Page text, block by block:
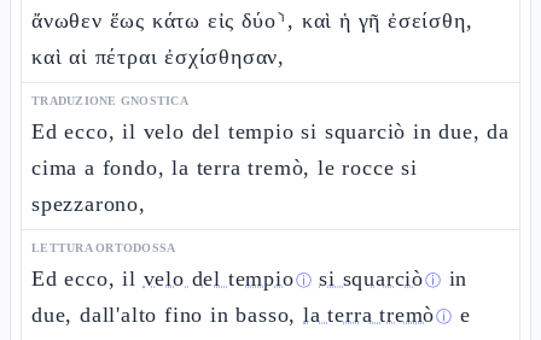
ἄνωθεν ἕως κάτω εἰς δύο⸃, καὶ ἡ γῆ ἐσείσθη,
καὶ αἱ πέτραι ἐσχίσθησαν,
TRADUZIONE GNOSTICA
Ed ecco, il velo del tempio si squarciò in due, da
cima a fondo, la terra tremò, le rocce si
spezzarono,
LETTURA ORTODOSSA
Ed ecco, il velo del tempioⓘ si squarciòⓘ in
due, dall'alto fino in basso,la terra tremòⓘ e